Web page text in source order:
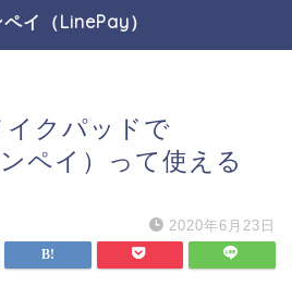
イ（LinePay）
イクパッドで
ペイ）って使える
2020年6月23日